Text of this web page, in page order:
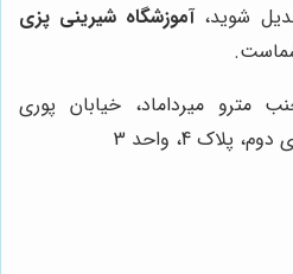
شوید،آموزشگاه شیرینی پزی
شماست.
مترو میرداماد، خیابان پوری
4، واحد 3